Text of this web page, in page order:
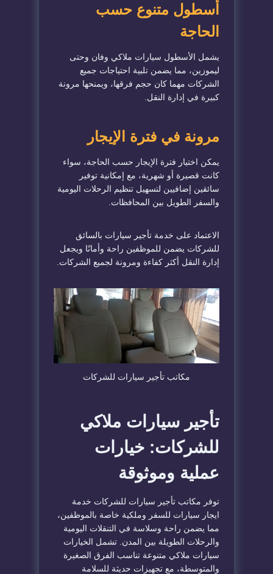
أسطول متنوع حسب
الحاجة
يشمل الأسطول سيارات ملاكي وفان وحتى
ليموزين، مما يضمن تلبية احتياجات جميع
الشركات مهما كان حجم فرقها، ويمنحها مرونة
كبيرة في إدارة النقل.
مرونة في فترة الإيجار
يمكن اختيار فترة الإيجار حسب الحاجة، سواء
كانت قصيرة أو شهرية، مع إمكانية توفير
سائقين إضافيين لتسهيل تنظيم الرحلات اليومية
والسفر الطويل بين المحافظات.
الاعتماد على خدمة تأجير سيارات بالسائق
للشركات يضمن للموظفين راحة وأمانًا ويجعل
إدارة النقل أكثر كفاءة ومرونة لجميع الشركات.
مكاتب تأجير سيارات للشركات
تأجير سيارات ملاكي
للشركات: خيارات
عملية وموثوقة
توفر مكاتب تأجير سيارات للشركات خدمة
ايجار سيارات للسفر وملكية خاصة بالموظفين،
مما يضمن راحة وسلاسة في التنقلات اليومية
والرحلات الطويلة بين المدن. تشمل الخيارات
سيارات ملاكي متنوعة تناسب الفرق الصغيرة
والمتوسطة، مع تجهيزات حديثة للسلامة